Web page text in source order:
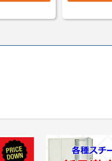
家財おまかせ便/搬入作業付き